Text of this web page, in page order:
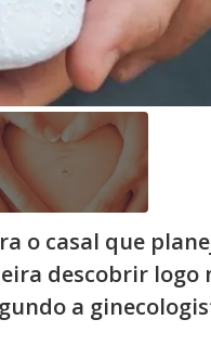
o casal que
descobrir logo
a